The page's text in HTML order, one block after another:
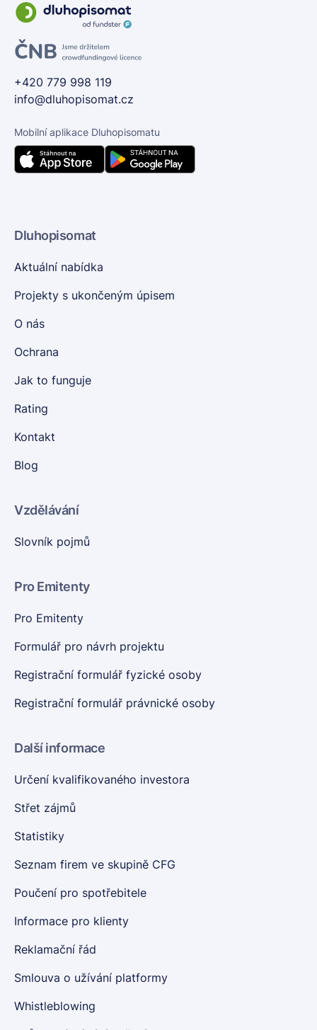
+420 779 998 119
info@dluhopisomat.cz
Mobilní aplikace Dluhopisomatu
Dluhopisomat
Aktuální nabídka
Projekty s ukončeným úpisem
O nás
Ochrana
Jak to funguje
Rating
Kontakt
Blog
Vzdělávání
Slovník pojmů
Pro Emitenty
Pro Emitenty
Formulář pro návrh projektu
Registrační formulář fyzické osoby
Registrační formulář právnické osoby
Další informace
Určení kvalifikovaného investora
Střet zájmů
Statistiky
Seznam firem ve skupině CFG
Poučení pro spotřebitele
Informace pro klienty
Reklamační řád
Smlouva o užívání platformy
Whistleblowing